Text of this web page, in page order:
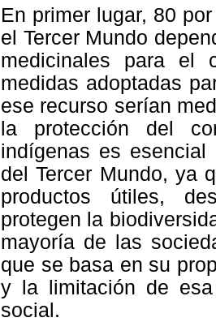
En primer lugar, 80
el Tercer Mundo
medicinales para el
medidas adoptadas
ese recurso serían
la protección del
indígenas es
del Tercer Mundo, ya
productos útiles,
protegen la
mayoría de las
que se basa en su
y la limitación de esa
social.